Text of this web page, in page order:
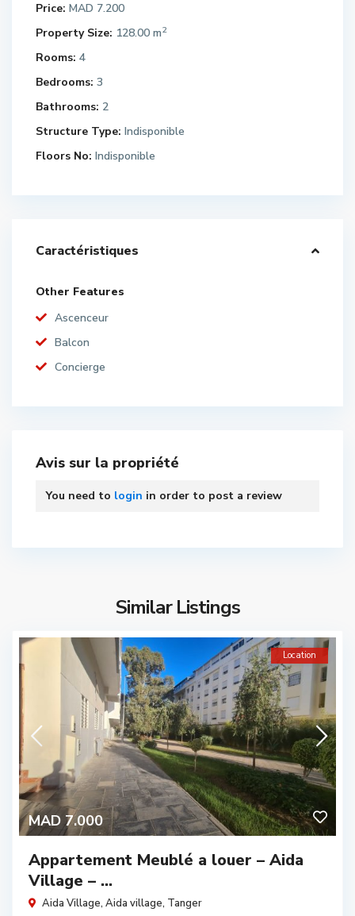
Price: MAD 7.200
Property Size: 128.00 m2
Rooms: 4
Bedrooms: 3
Bathrooms: 2
Structure Type: Indisponible
Floors No: Indisponible
Caractéristiques
Other Features
Ascenceur
Balcon
Concierge
Avis sur la propriété
You need to login in order to post a review
Similar Listings
MAD 7.000
Location
Appartement Meublé a louer – Aida
Village – ...
Aida Village, Aida village, Tanger